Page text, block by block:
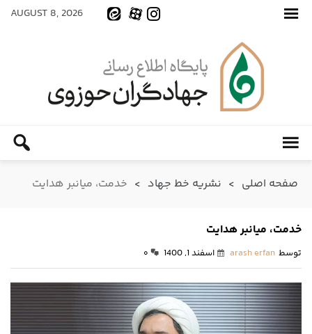
AUGUST 8, 2026
صفحه اصلی > نشریه خط جهاد > خدمت، میانبر هدایت
خدمت، میانبر هدایت
توسط arash erfan اسفند 1, 1400 ۰